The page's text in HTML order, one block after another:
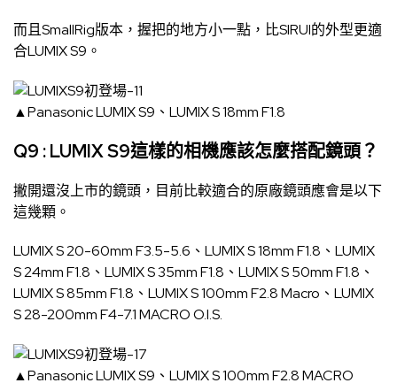
而且SmallRig版本，握把的地方小一點，比SIRUI的外型更適
合LUMIX S9。
▲Panasonic LUMIX S9、LUMIX S 18mm F1.8
Q9 : LUMIX S9這樣的相機應該怎麼搭配鏡頭？
撇開還沒上市的鏡頭，目前比較適合的原廠鏡頭應會是以下
這幾顆。
LUMIX S 20-60mm F3.5-5.6、LUMIX S 18mm F1.8、LUMIX
S 24mm F1.8、LUMIX S 35mm F1.8、LUMIX S 50mm F1.8、
LUMIX S 85mm F1.8、LUMIX S 100mm F2.8 Macro、LUMIX
S 28-200mm F4-7.1 MACRO O.I.S.
▲Panasonic LUMIX S9、LUMIX S 100mm F2.8 MACRO